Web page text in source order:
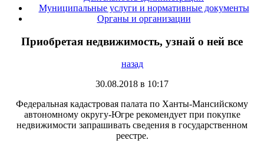
Муниципальные услуги и нормативные документы
Органы и организации
Приобретая недвижимость, узнай о ней все
назад
30.08.2018 в 10:17
Федеральная кадастровая палата по Ханты-Мансийскому
автономному округу-Югре рекомендует при покупке
недвижимости запрашивать сведения в государственном
реестре.